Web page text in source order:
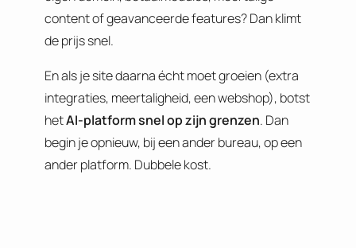
content of geavanceerde features? Dan klimt
de prijs snel.
En als je site daarna écht moet groeien (extra
integraties, meertaligheid, een webshop), botst
hetAI-platform snel op zijn grenzen. Dan
begin je opnieuw, bij een ander bureau, op een
ander platform. Dubbele kost.